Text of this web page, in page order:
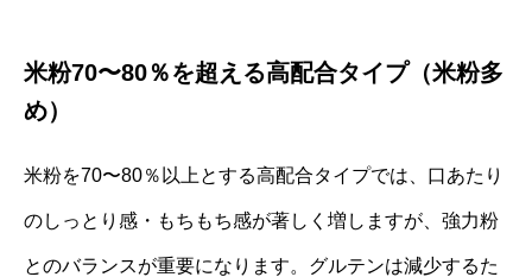
米粉70〜80％を超える高配合タイプ（米粉多
め）
米粉を70〜80％以上とする高配合タイプでは、口あたり
のしっとり感・もちもち感が著しく増しますが、強力粉
とのバランスが重要になります。グルテンは減少するた